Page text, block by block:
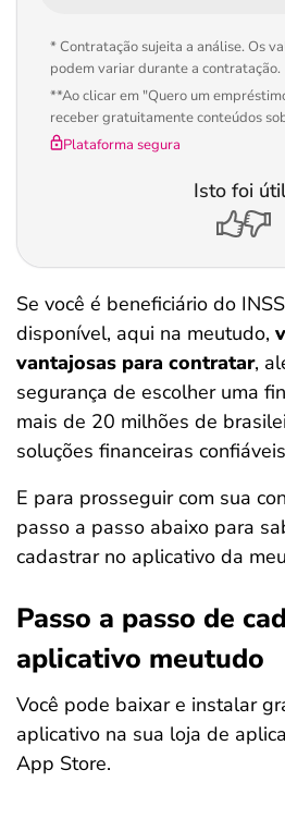
* Contratação sujeita a análise. Os
podem variar durante a contratação.
**Ao clicar em "Quero um
receber gratuitamente conteúdos
Plataforma segura
Isto foi
Se você é beneficiário do
disponível, aqui na meutudo,
vantajosas para contratar,
segurança de escolher uma
mais de 20 milhões de
soluções financeiras
E para prosseguir com sua
passo a passo abaixo para
cadastrar no aplicativo da
Passo a passo de
aplicativo meutudo
Você pode baixar e instalar
aplicativo na sua loja de
App Store.